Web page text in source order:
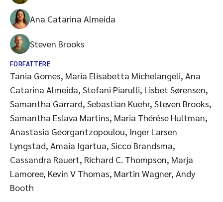
Ana Catarina Almeida
Steven Brooks
FORFATTERE
Tania Gomes, Maria Elisabetta Michelangeli, Ana
Catarina Almeida, Stefani Piarulli, Lisbet Sørensen,
Samantha Garrard, Sebastian Kuehr, Steven Brooks,
Samantha Eslava Martins, Maria Thérése Hultman,
Anastasia Georgantzopoulou, Inger Larsen
Lyngstad, Amaia Igartua, Sicco Brandsma,
Cassandra Rauert, Richard C. Thompson, Marja
Lamoree, Kevin V Thomas, Martin Wagner, Andy
Booth